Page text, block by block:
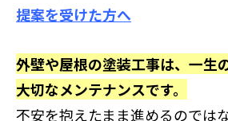
提案を受けた方へ
外壁や屋根の塗装工事は、一生
大切なメンテナンスです。
不安を抱えたまま進めるのでは